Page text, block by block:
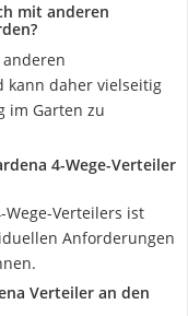
mit anderen
anderen
kann daher vielseitig
im Garten zu
4-Wege-Verteiler
Wege-Verteilers ist
Anforderungen
Verteiler an den